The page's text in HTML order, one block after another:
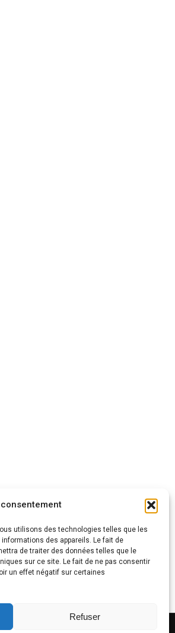
utilisons des technologies telles que les
des appareils. Le fait de
de traiter des données telles que le
sur ce site. Le fait de ne pas consentir
un effet négatif sur certaines
Refuser